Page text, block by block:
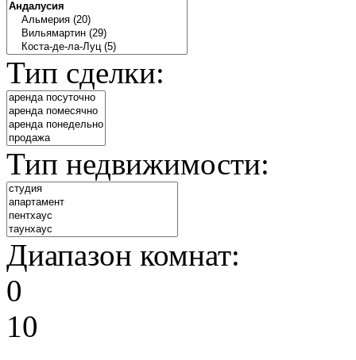
Тип сделки:
Тип недвижимости:
Диапазон комнат:
0
10